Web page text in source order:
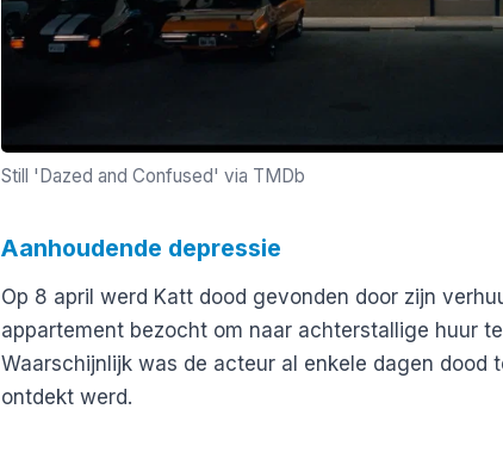
Still 'Dazed and Confused' via TMDb
Aanhoudende depressie
Op 8 april werd Katt dood gevonden door zijn
appartement bezocht om naar achterstallige huur
Waarschijnlijk was de acteur al enkele dagen dood
ontdekt werd.